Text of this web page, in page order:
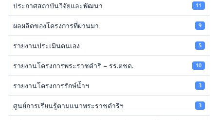
ประกาศสถาบันวิจัยและพัฒนา 11
ผลผลิตของโครงการที่ผ่านมา 9
รายงานประเมินตนเอง 5
รายงานโครงการพระราชดำริ – รร.ตชด. 10
รายงานโครงการรักษ์น้ำฯ 3
ศูนย์การเรียนรู้ตามแนวพระราชดำริฯ 3